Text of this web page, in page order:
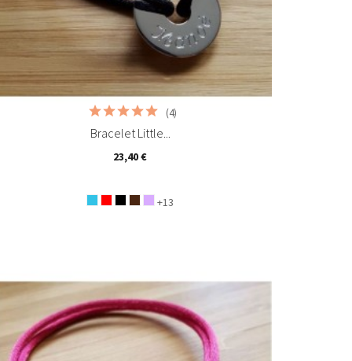
Bracelet Little...
(4)
23,40 €
+13
 
Ajouter au panier